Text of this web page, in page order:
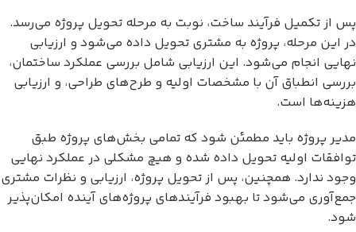
پس از تکمیل فرآیند ساخت، نوبت به مرحله تحویل پروژه می‌رسد.
در این مرحله، پروژه به مشتری تحویل داده می‌شود و ارزیابی
نهایی انجام می‌شود. این ارزیابی شامل بررسی عملکرد ساختمان،
بررسی انطباق آن با مشخصات اولیه و طرح‌های طراحی، و ارزیابی
هزینه‌ها است.
مدیر پروژه باید مطمئن شود که تمامی بخش‌های پروژه طبق
توافقات اولیه تحویل داده شده و هیچ مشکلی در عملکرد نهایی
وجود ندارد. همچنین، پس از تحویل پروژه، ارزیابی و نظرات مشتری
جمع‌آوری می‌شود تا بهبود فرآیندهای پروژه‌های آینده امکان‌پذیر
شود.